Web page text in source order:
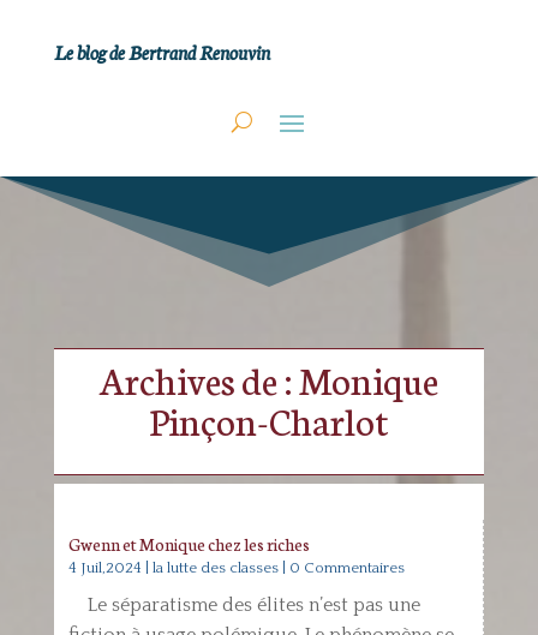
Le blog de Bertrand Renouvin
Archives de : Monique
Pinçon-Charlot
Gwenn et Monique chez les riches
4 Juil,2024 la lutte des classes| 0 Commentaires
Le séparatisme des élites n’est pas une